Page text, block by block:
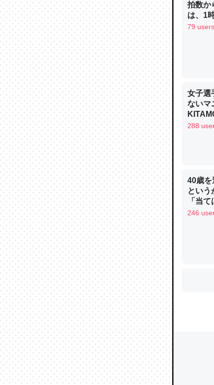
論文
は」
─ニュ
これ
類だ
─ニュ
ウチ
中。
─たま
拍数か
は、1
79 users
女子選
ないマ
288
40歳を
という
「当
246